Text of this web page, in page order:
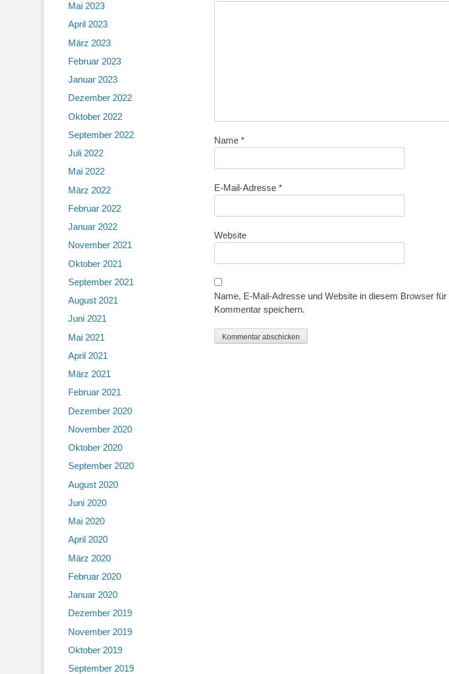
Name *
E-Mail-Adresse *
Website
Name, E-Mail-Adresse und Website in diesem Browser
Kommentar speichern.
Mai 2023
April 2023
März 2023
Februar 2023
Januar 2023
Dezember 2022
Oktober 2022
September 2022
Juli 2022
Mai 2022
März 2022
Februar 2022
Januar 2022
November 2021
Oktober 2021
September 2021
August 2021
Juni 2021
Mai 2021
April 2021
März 2021
Februar 2021
Dezember 2020
November 2020
Oktober 2020
September 2020
August 2020
Juni 2020
Mai 2020
April 2020
März 2020
Februar 2020
Januar 2020
Dezember 2019
November 2019
Oktober 2019
September 2019